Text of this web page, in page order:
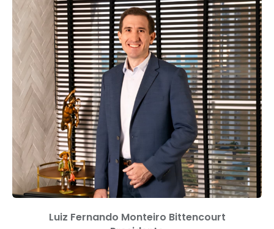
Luiz Fernando Monteiro Bittencourt